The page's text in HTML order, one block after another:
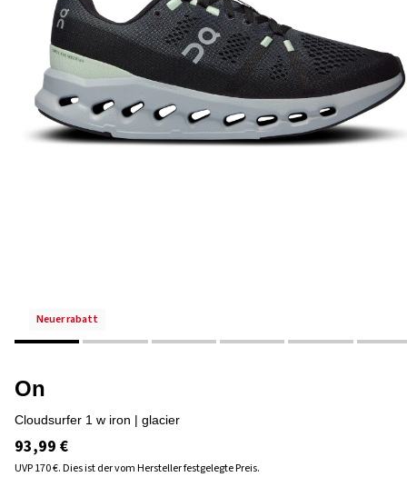
neuer rabatt
On
cloudsurfer 1 w iron | glacier
93,99 €
UVP170 €.Dies ist der vom Hersteller festgelegte Preis.